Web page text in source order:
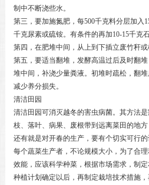
制中不断浇些水。
第三，要加施氮肥，每500千克料分层加入
千克尿素或硫铵。有条件的再加10-15千克
第四，在肥堆中间，从上到下插立废竹秆或
第五，要适当翻堆，发酵高温过后及时翻
堆中间，补浇少量粪液。初堆时疏松，翻
减少养分损失。
清洁田园
清洁田园可消灭越冬的害虫病菌。其方法
枝、落叶、病果、废根带到远离菜田的地方
还有就是对开春的生产，要有个切实可行的
每个蔬菜生产者，不论规模大小，为了合
效能，应该科学种菜，根据市场需求，制定
种植计划确定以后，再制定栽培技术措施，